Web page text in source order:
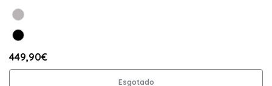
449,90€
Esgotado